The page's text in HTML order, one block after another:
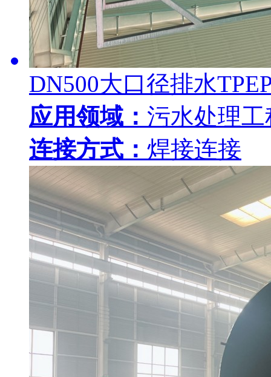
DN500大口径排水
应用领域： 污水处理工
连接方式： 焊接连接